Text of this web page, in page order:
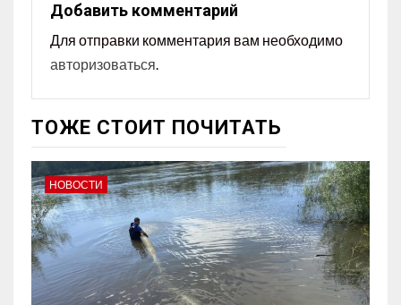
Добавить комментарий
Для отправки комментария вам необходимо
авторизоваться.
ТОЖЕ СТОИТ ПОЧИТАТЬ
НОВОСТИ